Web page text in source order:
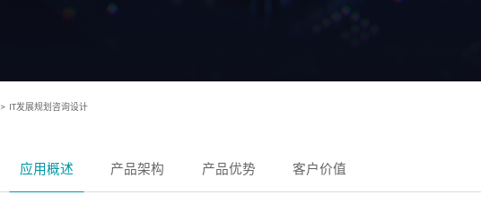
> IT发展规划咨询设计
应用概述 产品架构 产品优势 客户价值